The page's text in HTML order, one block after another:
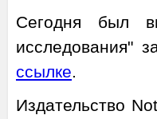
Сегодня был
исследования"
ссылке.
Издательство